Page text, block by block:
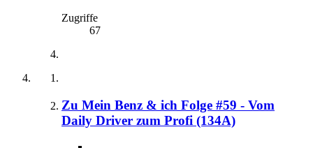
Zugriffe
67
Zu Mein Benz & ich Folge #59 - Vom
Daily Driver zum Profi (134A)